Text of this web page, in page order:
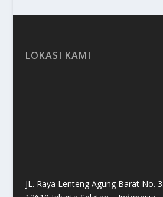
LOKASI KAMI
JL. Raya Lenteng Agung Barat No.